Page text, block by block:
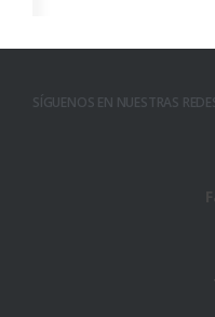
SÍGUENOS EN NUESTRAS